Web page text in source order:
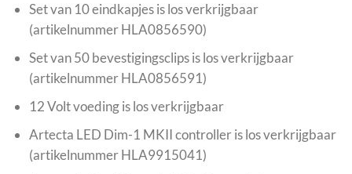
Set van 10 eindkapjes is los verkrijgbaar
(artikelnummer HLA0856590)
Set van 50 bevestigingsclips is los verkrijgbaar
(artikelnummer HLA0856591)
12 Volt voeding is los verkrijgbaar
Artecta LED Dim-1 MKII controller is los verkrijgbaar
(artikelnummer HLA9915041)